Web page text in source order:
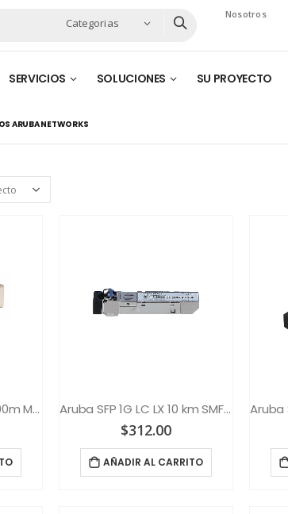
Categorias
Nosotros
SERVICIOS SOLUCIONES SU PROYECTO
ARUBA NETWORKS
Aruba SFP+ 1G LC SR 300m MMF XCVR Aruba SFP 1G LC LX 10 km SMF XCVR
$312.00
AÑADIR AL CARRITO